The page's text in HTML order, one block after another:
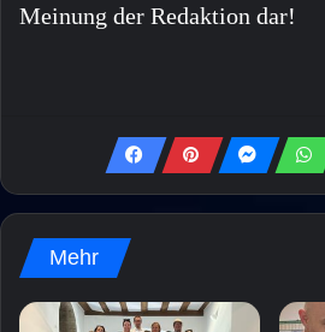
Meinung der Redaktion dar!
Mehr